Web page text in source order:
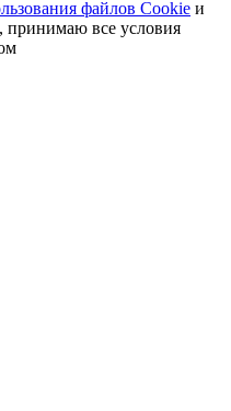
файлов Cookie и
, принимаю все условия